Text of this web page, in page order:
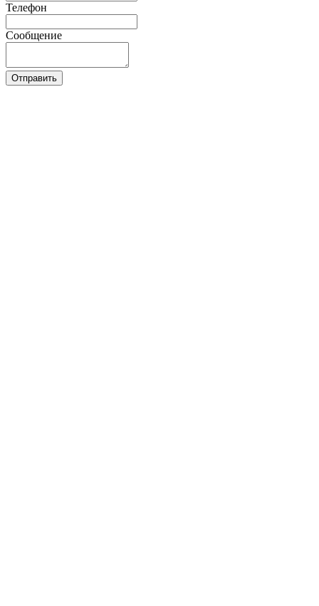
Телефон
Сообщение
Отправить